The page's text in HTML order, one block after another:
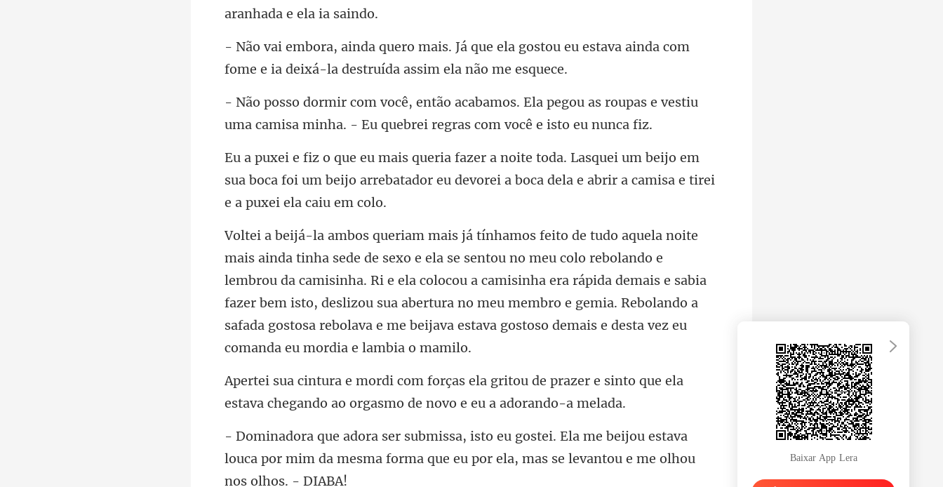
ela gostou eu estava ainda com
fome e ia d
la pegou as roupas e vestiu
uma camisa minha. -
uei um beijo em
sua boca foi um beijo arrebatador eu devorei a
ebolando e
lembrou da camisinha. Ri e ela colocou a camisinha era rápida demais e sabia
fazer bem isto, deslizou sua abertura no meu me
ritou de prazer e sinto que ela
estava chegan
la me beijou estava
louca por mim da mesma forma que eu
Baixar App Lera